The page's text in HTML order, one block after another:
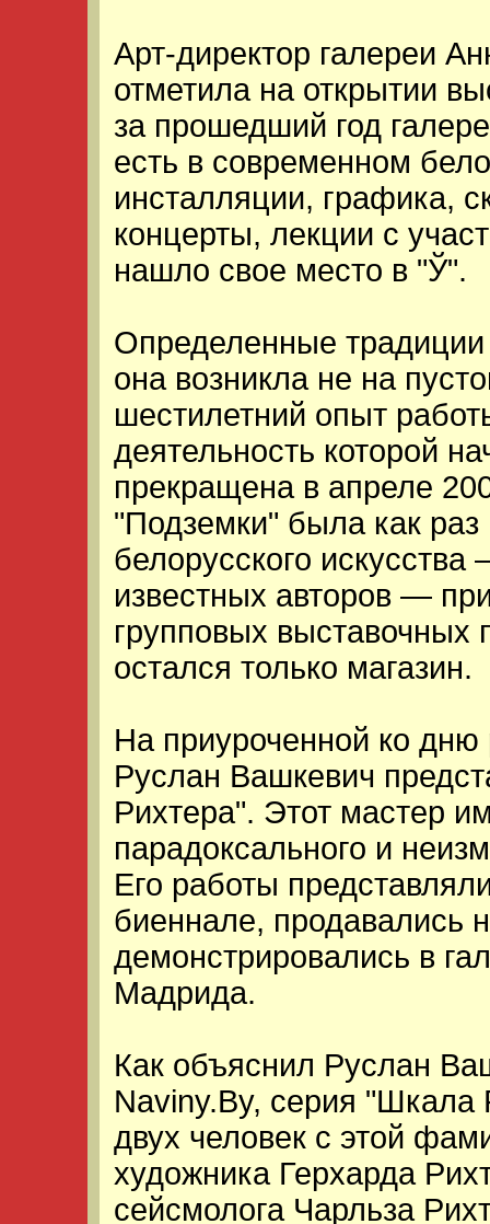
Арт-директор галереи
отметила на открытии
за прошедший год
есть в современном
инсталляции, графика,
концерты, лекции с
нашло свое место в "Ў".
Определенные
она возникла не на
шестилетний опыт
деятельность которой
прекращена в апреле
"Подземки" была как раз
белорусского
известных авторов —
групповых выставочных
остался только магазин.
На приуроченной ко дню
Руслан Вашкевич
Рихтера". Этот мастер
парадоксального и
Его работы
биеннале, продавались
демонстрировались в
Мадрида.
Как объяснил Руслан
Naviny.By, серия "Шкала
двух человек с этой
художника Герхарда
сейсмолога Чарльза